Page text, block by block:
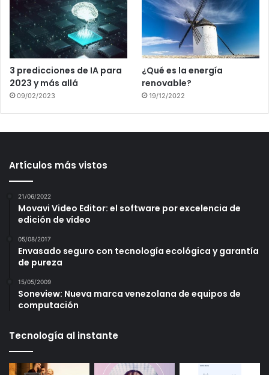
3 predicciones de IA para
2023 y más allá
09/02/2023
¿Qué es la energía
renovable?
19/12/2022
Artículos más vistos
21/06/2022
Movavi Video Editor: el software por excelencia de
edición de vídeo
05/08/2017
Envasado seguro con tecnología ecológica y garantía
de pureza
15/05/2009
Soneview: Nueva marca venezolana de equipos de
computación
Tecnología al instante